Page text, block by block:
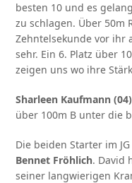
besten 10 und es
zu schlagen. Über 50m
Zehntelsekunde vor ihr
sehr. Ein 6. Platz über
zeigen uns wo ihre
Sharleen Kaufmann (04)
über 100m B unter die
Die beiden Starter im
Bennet Fröhlich. David
seiner langwierigen